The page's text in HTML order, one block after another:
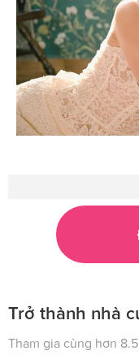
Trở thành nhà
Tham gia cùng hơn